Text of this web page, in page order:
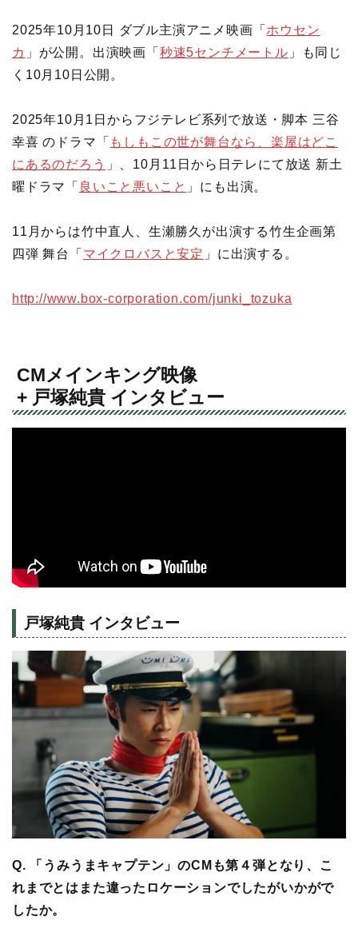
2025年10月10日 ダブル主演アニメ映画「 ホウセン
カ 」が公開。出演映画「 秒速5センチメートル 」も同じ
く10月10日公開。
2025年10月1日からフジテレビ系列で放送・脚本 三谷
幸喜 のドラマ「 もしもこの世が舞台なら、楽屋はどこ
にあるのだろう 」、10月11日から日テレにて放送 新土
曜ドラマ「 良いこと悪いこと 」にも出演。
11月からは竹中直人、生瀬勝久が出演する竹生企画第
四弾 舞台「 マイクロバスと安定 」に出演する。
http://www.box-corporation.com/junki_tozuka
CMメインキング映像
+ 戸塚純貴 インタビュー
戸塚純貴 インタビュー
Q. 「うみうまキャプテン」のCMも第４弾となり、こ
れまでとはまた違ったロケーションでしたがいかがで
したか。